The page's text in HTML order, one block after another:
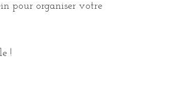
pour organiser votre
!